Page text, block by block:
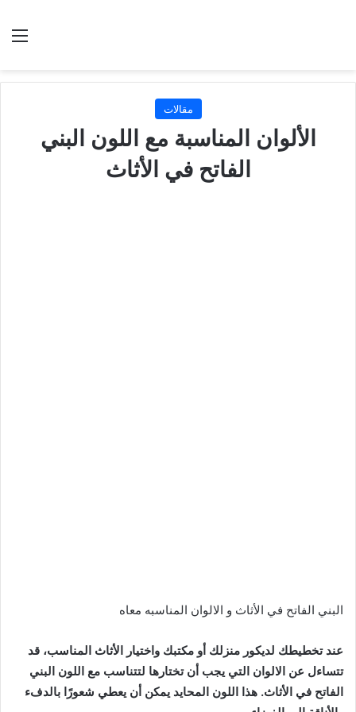
مقالات
الألوان المناسبة مع اللون البني
الفاتح في الأثاث
البني الفاتح في الأثاث و الالوان المناسبه معاه
عند تخطيطك لديكور منزلك أو مكتبك واختيار الأثاث المناسب، قد
تتساءل عن الالوان التي يجب أن تختارها لتتناسب مع اللون البني
الفاتح في الأثاث. هذا اللون المحايد يمكن أن يعطي شعورًا بالدفء